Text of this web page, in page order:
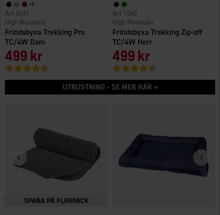
+5
Fritidsbyxa Trekking Pro
TC/4W Dam
High Mountain
6631
499 kr
Betyg:
Fritidsbyxa Trekking Zip-off
TC/4W Herr
High Mountain
1560
499 kr
Betyg:
UTRUSTNING - SE MER HÄR »